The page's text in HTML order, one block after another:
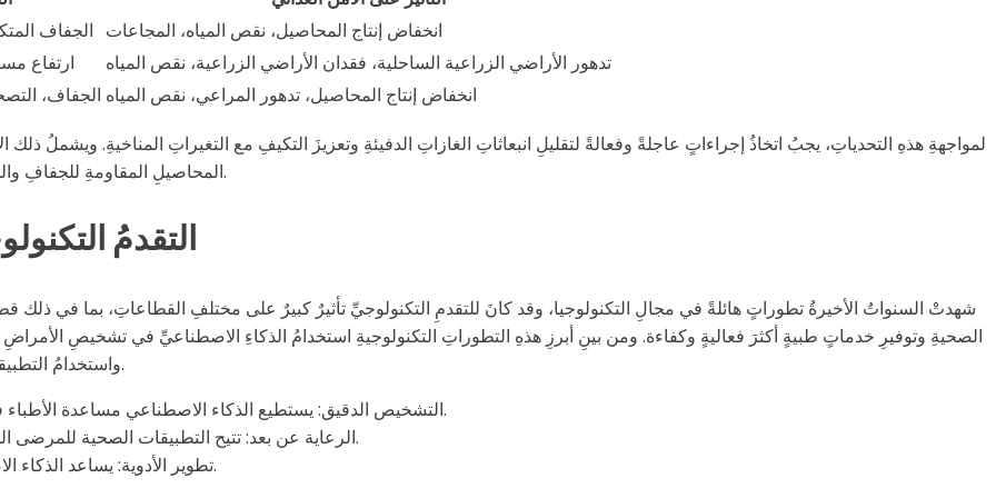
الجفاف انخفاض إنتاج المحاصيل، نقص المياه، المجاعات
ارتفاع
تدهور الأراضي الزراعية الساحلية، فقدان الأراضي الزراعية، نقص المياه
الجفاف، انخفاض إنتاج المحاصيل، تدهور المراعي، نقص المياه
لمواجهةِ هذهِ التحدياتِ، يجبُ اتخاذُ إجراءاتٍ عاجلةً وفعالةً لتقليلِ انبعاثاتِ الغازاتِ الدفيئةِ وتعزيزَ التكيفِ مع التغيراتِ المناخيةِ. ويشملُ
المحاصيلِ المقاومةِ للجفافِ والحرارة، وتوفيرُ الدعمِ للمزارعينِ لتبني ممارساتٍ زراعيةٍ صديقةٍ للبيئة.
التقدمُ
شهدتْ السنواتُ الأخيرةُ تطوراتٍ هائلةً في مجالِ التكنولوجيا، وقد كانَ للتقدمِ التكنولوجيِّ تأثيرٌ كبيرٌ على مختلفِ القطاعاتِ، بما في ذلك
الصحيةِ وتوفيرِ خدماتٍ طبيةٍ أكثرَ فعاليةٍ وكفاءة. ومن بينِ أبرزِ هذهِ التطوراتِ التكنولوجيةِ استخدامُ الذكاءِ الاصطناعيِّ في تشخيصِ الأمراضِ
واستخدامُ التطبيقاتِ الصحيةِ لمراقبةِ حالةِ المرضى وتقديمِ الاستشاراتِ الطبيةِ عن بُعد.
التشخيص الدقيق: يستطيع الذكاء الاصطناعي مساعدة الأطباء في تحليل الصور الطبية واكتشاف الأمراض في مراحلها المبكرة.
الرعاية عن بعد: تتيح التطبيقات الصحية للمرضى الحصول على استشارات طبية دون الحاجة إلى زيارة المستشفى.
تطوير الأدوية: يساعد الذكاء الاصطناعي في تسريع عملية تطوير الأدوية الجديدة وتقليل تكلفتها.